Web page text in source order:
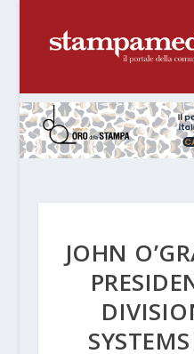
JOHN